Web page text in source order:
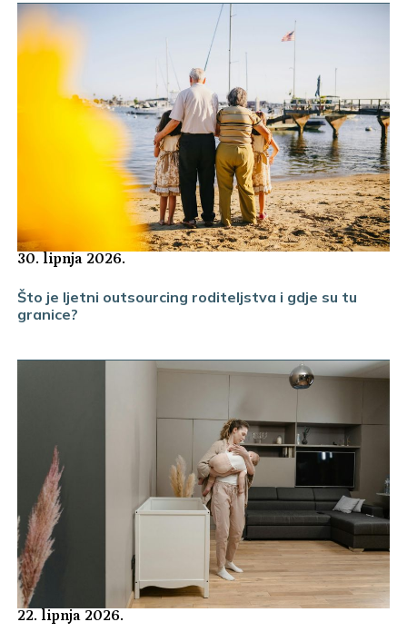
30. lipnja 2026.
Što je ljetni outsourcing roditeljstva i gdje su tu
granice?
22. lipnja 2026.